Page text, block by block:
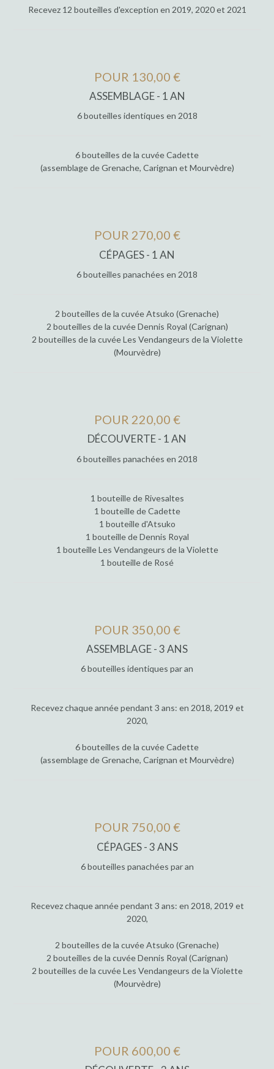
Recevez 12 bouteilles d'exception en 2019, 2020 et 2021
POUR 130,00 €
ASSEMBLAGE - 1 AN
6 bouteilles identiques en 2018
6 bouteilles de la cuvée Cadette
(assemblage de Grenache, Carignan et Mourvèdre)
POUR 270,00 €
CÉPAGES - 1 AN
6 bouteilles panachées en 2018
2 bouteilles de la cuvée Atsuko (Grenache)
2 bouteilles de la cuvée Dennis Royal (Carignan)
2 bouteilles de la cuvée Les Vendangeurs de la Violette
(Mourvèdre)
POUR 220,00 €
DÉCOUVERTE - 1 AN
6 bouteilles panachées en 2018
1 bouteille de Rivesaltes
1 bouteille de Cadette
1 bouteille d'Atsuko
1 bouteille de Dennis Royal
1 bouteille Les Vendangeurs de la Violette
1 bouteille de Rosé
POUR 350,00 €
ASSEMBLAGE - 3 ANS
6 bouteilles identiques par an
Recevez chaque année pendant 3 ans: en 2018, 2019 et
2020,
6 bouteilles de la cuvée Cadette
(assemblage de Grenache, Carignan et Mourvèdre)
POUR 750,00 €
CÉPAGES - 3 ANS
6 bouteilles panachées par an
Recevez chaque année pendant 3 ans: en 2018, 2019 et
2020,
2 bouteilles de la cuvée Atsuko (Grenache)
2 bouteilles de la cuvée Dennis Royal (Carignan)
2 bouteilles de la cuvée Les Vendangeurs de la Violette
(Mourvèdre)
POUR 600,00 €